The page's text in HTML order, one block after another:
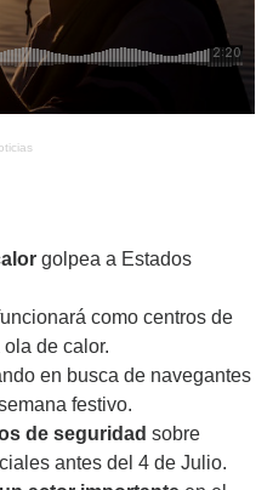
golpea a Estados
como centros de
de calor.
en busca de navegantes
festivo.
de seguridad sobre
antes del 4 de Julio.